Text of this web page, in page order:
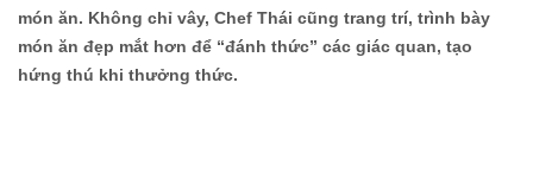
món ăn. Không chỉ vây, Chef Thái cũng trang trí, trình bày
món ăn đẹp mắt hơn để “đánh thức” các giác quan, tạo
hứng thú khi thưởng thức.